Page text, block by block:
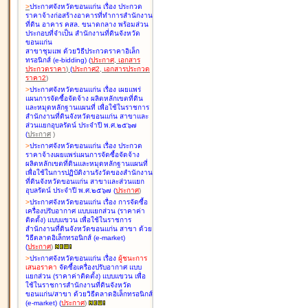
>ประกาศจังหวัดขอนแก่น เรื่อง ประกวด
ราคาจ้างก่อสร้างอาคารที่ทำการสำนักงาน
ที่ดิน อาคาร คสล. ขนาดกลาง พร้อมส่วน
ประกอบที่จำเป็น สำนักงานที่ดินจังหวัด
ขอนแก่น
สาขาชุมแพ ด้วยวิธีประกวดราคาอิเล็ก
ทรอนิกส์ (e-bidding) (ประกาศ, เอกสาร
ประกวดราคา) (ประกาศ2, เอกสารประกวด
ราคา2)
>ประกาศจังหวัดขอนแก่น เรื่อง เผยแพร่
แผนการจัดซื้อจัดจ้าง ผลิตหลักเขตที่ดิน
และหมุดหลักฐานแผนที่ เพื่อใช้ในราชการ
สำนักงานที่ดินจังหวัดขอนแก่น สาขาและ
ส่วนแยกอุบลรัตน์ ประจำปี พ.ศ.๒๕๖๗
(ประกาศ )
>ประกาศจังหวัดขอนแก่น เรื่อง ประกวด
ราคาจ้างเผยแพร่แผนการจัดซื้อจัดจ้าง
ผลิตหลักเขตที่ดินและหมุดหลักฐานแผนที่
เพื่อใช้ในการปฏิบัติงานรังวัดของสำนักงาน
ที่ดินจังหวัดขอนแก่น สาขาและส่วนแยก
อุบลรัตน์ ประจำปี พ.ศ.๒๕๖๗ (ประกาศ)
>ประกาศจังหวัดขอนแก่น เรื่อง การจัดซื้อ
เครื่องปรับอากาศ แบบแยกส่วน (ราคาค่า
ติดตั้ง) แบบแขวน เพื่อใช้ในราชการ
สำนักงานที่ดินจังหวัดขอนแก่น สาขา ด้วย
วิธีตลาดอิเล็กทรอนิกส์ (e-market)
(ประกาศ)
>ประกาศจังหวัดขอนแก่น เรื่อง ผู้ชนะการ
เสนอราคา จัดซื้อเครื่องปรับอากาศ แบบ
แยกส่วน (ราคาค่าติดตั้ง) แบบแขวน เพื่อ
ใช้ในราชการสำนักงานที่ดินจังหวัด
ขอนแก่น/สาขา ด้วยวิธีตลาดอิเล็กทรอนิกส์
(e-market) (ประกาศ)